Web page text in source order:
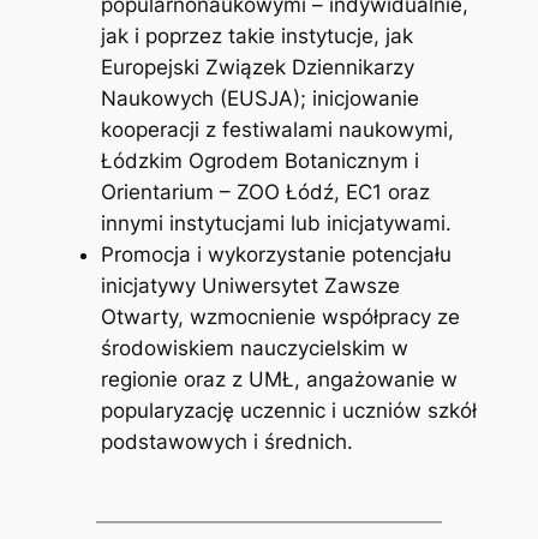
jak i poprzez takie instytucje, jak
Europejski Związek Dziennikarzy
Naukowych (EUSJA); inicjowanie
kooperacji z festiwalami naukowymi,
Łódzkim Ogrodem Botanicznym i
Orientarium – ZOO Łódź, EC1 oraz
innymi instytucjami lub inicjatywami.
Promocja i wykorzystanie potencjału
inicjatywy Uniwersytet Zawsze
Otwarty, wzmocnienie współpracy ze
środowiskiem nauczycielskim w
regionie oraz z UMŁ, angażowanie w
popularyzację uczennic i uczniów szkół
podstawowych i średnich.